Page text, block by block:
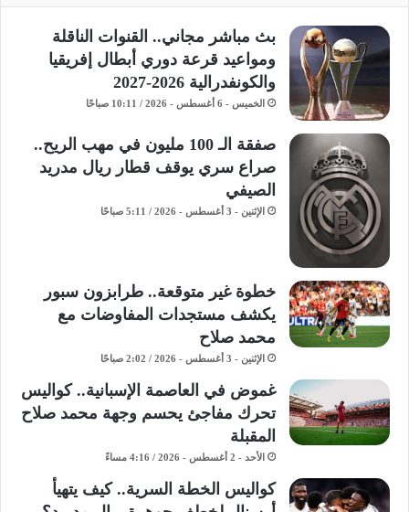
بث مباشر مجاني.. القنوات الناقلة
ومواعيد قرعة دوري أبطال إفريقيا
والكونفدرالية 2026-2027
الخميس - 6 أغسطس - 2026 / 10:11 صباحًا
صفقة الـ 100 مليون في مهب الريح..
صراع سري يوقف قطار ريال مدريد
الصيفي
الإثنين - 3 أغسطس - 2026 / 5:11 صباحًا
خطوة غير متوقعة.. طرابزون سبور
يكشف مستجدات المفاوضات مع
محمد صلاح
الإثنين - 3 أغسطس - 2026 / 2:02 صباحًا
غموض في العاصمة الإسبانية.. كواليس
تحرك مفاجئ يحسم وجهة محمد صلاح
المقبلة
الأحد - 2 أغسطس - 2026 / 4:16 مساءً
كواليس الخطة السرية.. كيف يتهيأ